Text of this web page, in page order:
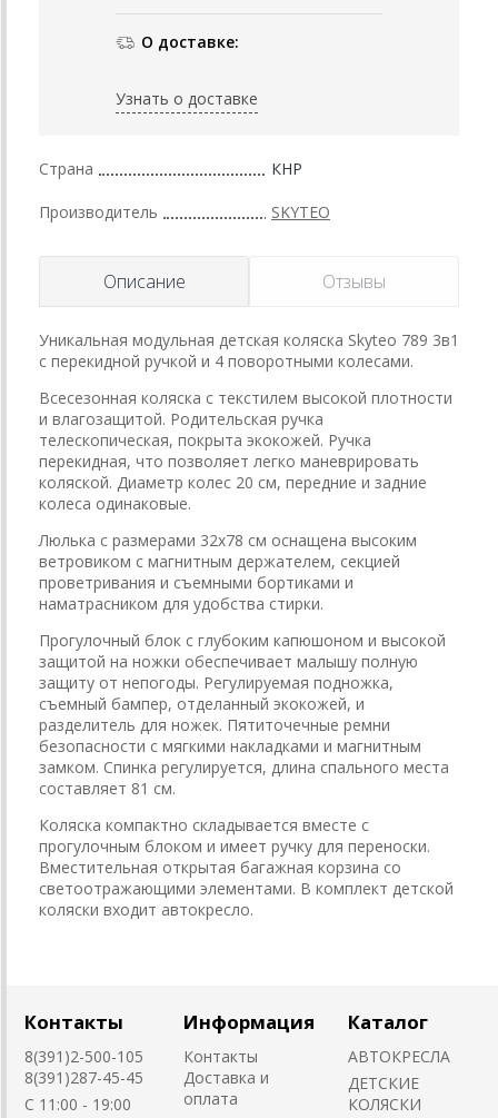
О доставке:
Узнать о доставке
Страна КНР
Производитель SKYTEO
Описание Отзывы
Уникальная модульная детская коляска Skyteo 789 3в1
с перекидной ручкой и 4 поворотными колесами.
Всесезонная коляска с текстилем высокой плотности
и влагозащитой. Родительская ручка
телескопическая, покрыта экокожей. Ручка
перекидная, что позволяет легко маневрировать
коляской. Диаметр колес 20 см, передние и задние
колеса одинаковые.
Люлька с размерами 32х78 см оснащена высоким
ветровиком с магнитным держателем, секцией
проветривания и съемными бортиками и
наматрасником для удобства стирки.
Прогулочный блок с глубоким капюшоном и высокой
защитой на ножки обеспечивает малышу полную
защиту от непогоды. Регулируемая подножка,
съемный бампер, отделанный экокожей, и
разделитель для ножек. Пятиточечные ремни
безопасности с мягкими накладками и магнитным
замком. Спинка регулируется, длина спального места
составляет 81 см.
Коляска компактно складывается вместе с
прогулочным блоком и имеет ручку для переноски.
Вместительная открытая багажная корзина со
светоотражающими элементами. В комплект детской
коляски входит автокресло.
Контакты
8(391)2-500-105
8(391)287-45-45
C 11:00 - 19:00
Информация
Контакты
Доставка и
оплата
Каталог
АВТОКРЕСЛА
ДЕТСКИЕ
КОЛЯСКИ